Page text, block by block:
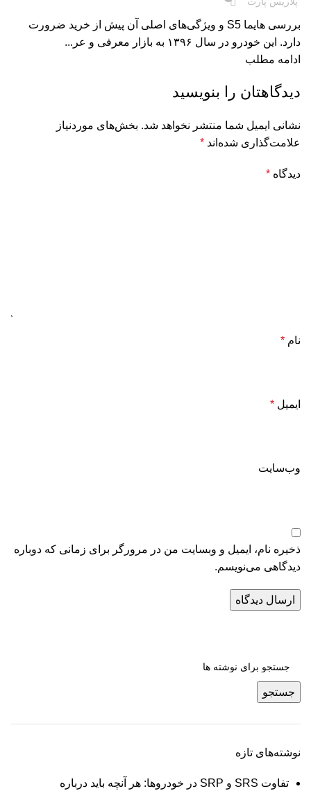
بررسی هایما S5 و ویژگی‌های اصلی آن پیش از خرید ضرورت
دارد. این خودرو در سال ۱۳۹۶ به بازار معرفی و عر...
ادامه مطلب
دیدگاهتان را بنویسید
نشانی ایمیل شما منتشر نخواهد شد. بخش‌های موردنیاز
علامت‌گذاری شده‌اند *
دیدگاه *
نام *
ایمیل *
وب‌سایت
ذخیره نام، ایمیل و وبسایت من در مرورگر برای زمانی که دوباره
دیدگاهی می‌نویسم.
جستجو
نوشته‌های تازه
تفاوت SRS و SRP در خودروها: هر آنچه باید درباره